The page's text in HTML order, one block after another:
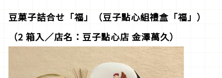
豆菓子詰合せ「福」（豆子點心組禮盒「福」）
（2 箱入／店名：豆子點心店 金澤萬久）